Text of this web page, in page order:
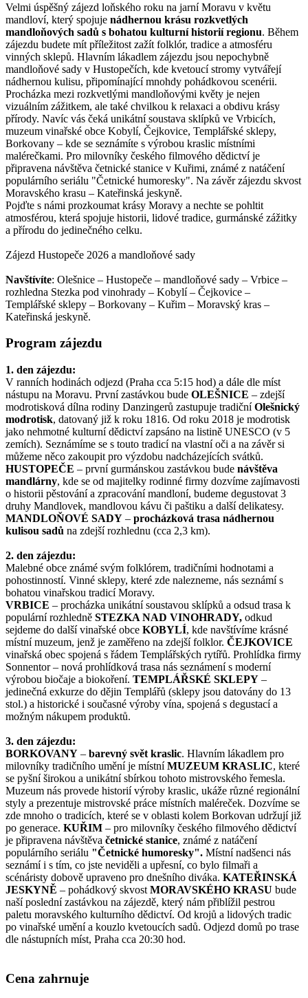
Velmi úspěšný zájezd loňského roku na jarní Moravu v květu
mandloví, který spojuje nádhernou krásu rozkvetlých
mandloňových sadů s bohatou kulturní historií regionu. Během
zájezdu budete mít příležitost zažít folklór, tradice a atmosféru
vinných sklepů. Hlavním lákadlem zájezdu jsou nepochybně
mandloňové sady v Hustopečích, kde kvetoucí stromy vytvářejí
nádhernou kulisu, připomínající mnohdy pohádkovou scenérii.
Procházka mezi rozkvetlými mandloňovými květy je nejen
vizuálním zážitkem, ale také chvilkou k relaxaci a obdivu krásy
přírody. Navíc vás čeká unikátní soustava sklípků ve Vrbicích,
muzeum vinařské obce Kobylí, Čejkovice, Templářské sklepy,
Borkovany – kde se seznámíte s výrobou kraslic místními
malérečkami. Pro milovníky českého filmového dědictví je
připravena návštěva četnické stanice v Kuřimi, známé z natáčení
populárního seriálu "Četnické humoresky". Na závěr zájezdu skvost
Moravského krasu – Kateřinská jeskyně.
Pojďte s námi prozkoumat krásy Moravy a nechte se pohltit
atmosférou, která spojuje historii, lidové tradice, gurmánské zážitky
a přírodu do jedinečného celku.
Zájezd Hustopeče 2026 a mandloňové sady
Navštívíte: Olešnice – Hustopeče – mandloňové sady – Vrbice –
rozhledna Stezka pod vinohrady – Kobylí – Čejkovice –
Templářské sklepy – Borkovany – Kuřim – Moravský kras –
Kateřinská jeskyně.
Program zájezdu
1. den zájezdu:
V ranních hodinách odjezd (Praha cca 5:15 hod) a dále dle míst
nástupu na Moravu. První zastávkou bude OLEŠNICE – zdejší
modrotisková dílna rodiny Danzingerů zastupuje tradičníOlešnický
modrotisk, datovaný již k roku 1816. Od roku 2018 je modrotisk
jako nehmotné kulturní dědictví zapsáno na listině UNESCO (v 5
zemích). Seznámíme se s touto tradicí na vlastní oči a na závěr si
můžeme něco zakoupit pro výzdobu nadcházejících svátků.
HUSTOPEČE – první gurmánskou zastávkou bude návštěva
mandlárny, kde se od majitelky rodinné firmy dozvíme zajímavosti
o historii pěstování a zpracování mandloní, budeme degustovat 3
druhy Mandlovek, mandlovou kávu či paštiku a další delikatesy.
MANDLOŇOVÉ SADY – procházková trasa nádhernou
kulisou sadů na zdejší rozhlednu (cca 2,3 km).
2. den zájezdu:
Malebné obce známé svým folklórem, tradičními hodnotami a
pohostinností. Vinné sklepy, které zde nalezneme, nás seznámí s
bohatou vinařskou tradicí Moravy.
VRBICE – procházka unikátní soustavou sklípků a odsud trasa k
populární rozhledně STEZKA NAD VINOHRADY, odkud
sejdeme do další vinařské obce KOBYLÍ, kde navštívíme krásné
místní muzeum, jenž je zaměřeno na zdejší folklor. ČEJKOVICE
vinařská obec spojená s řádem Templářských rytířů. Prohlídka firmy
Sonnentor – nová prohlídková trasa nás seznámení s moderní
výrobou biočaje a biokoření. TEMPLÁŘSKÉ SKLEPY –
jedinečná exkurze do dějin Templářů (sklepy jsou datovány do 13
stol.) a historické i současné výroby vína, spojená s degustací a
možným nákupem produktů.
3. den zájezdu:
BORKOVANY – barevný svět kraslic. Hlavním lákadlem pro
milovníky tradičního umění je místníMUZEUM KRASLIC, které
se pyšní širokou a unikátní sbírkou tohoto mistrovského řemesla.
Muzeum nás provede historií výroby kraslic, ukáže různé regionální
styly a prezentuje mistrovské práce místních maléreček. Dozvíme se
zde mnoho o tradicích, které se v oblasti kolem Borkovan udržují již
po generace. KUŘIM – pro milovníky českého filmového dědictví
je připravena návštěva četnické stanice, známé z natáčení
populárního seriálu "Četnické humoresky". Místní nadšenci nás
seznámí i s tím, co jste neviděli a upřesní, co bylo filmaři a
scénáristy dobově upraveno pro dnešního diváka. KATEŘINSKÁ
JESKYNĚ – pohádkový skvost MORAVSKÉHO KRASU bude
naší poslední zastávkou na zájezdě, který nám přiblížil pestrou
paletu moravského kulturního dědictví. Od krojů a lidových tradic
po vinařské umění a kouzlo kvetoucích sadů. Odjezd domů po trase
dle nástupních míst, Praha cca 20:30 hod.
Cena zahrnuje